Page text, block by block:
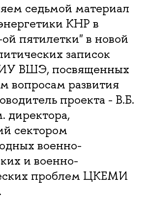
седьмой материал
КНР в
пятилетки" в новой
записок
ВШЭ, посвященных
вопросам развития
проекта - В.Б.
директора,
сектором
военно-
и военно-
проблем ЦКЕМИ